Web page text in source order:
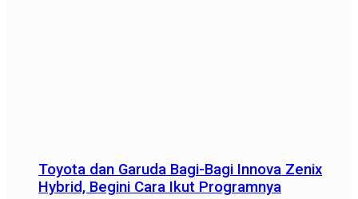
Toyota dan Garuda Bagi-Bagi Innova Zenix
Hybrid, Begini Cara Ikut Programnya